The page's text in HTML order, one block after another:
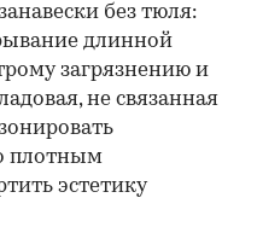
без тюля:
длинной
загрязнению и
не связанная
плотным
эстетику